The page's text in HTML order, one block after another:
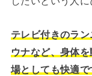
テレビ付きのラ
ウナなど、身体
場としても快適で